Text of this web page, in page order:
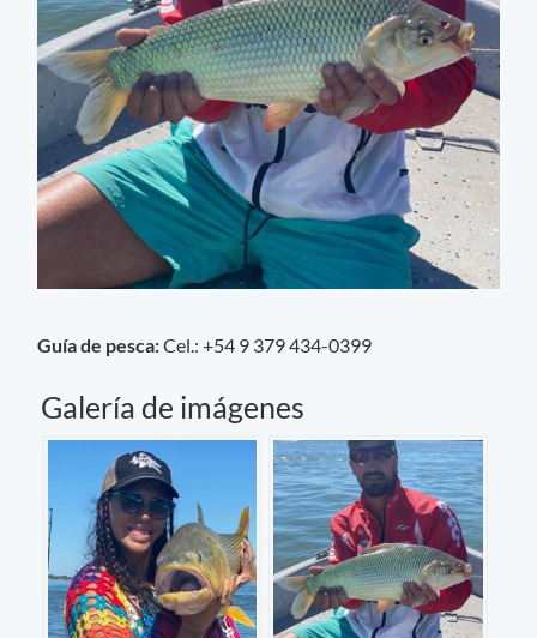
Guía de pesca:Cel.: +54 9 379 434-0399
Galería de imágenes